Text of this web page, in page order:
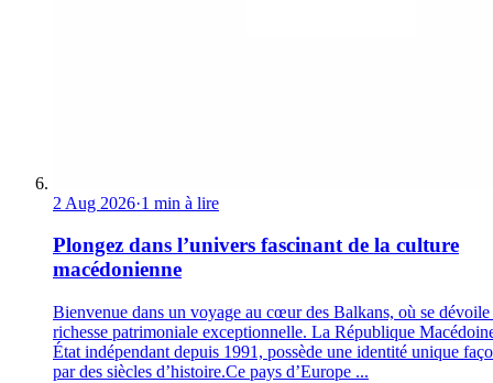
2 Aug 2026·1 min à lire
Plongez dans l’univers fascinant de la culture
macédonienne
Bienvenue dans un voyage au cœur des Balkans, où se dévoile
richesse patrimoniale exceptionnelle. La République
État indépendant depuis 1991, possède une identité unique
par des siècles d’histoire.Ce pays d’Europe ...